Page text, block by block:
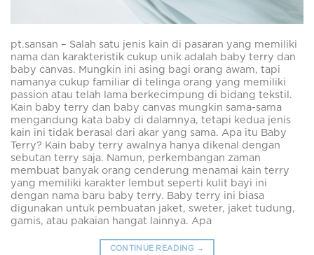
pt.sansan – Salah satu jenis kain di pasaran yang memiliki
nama dan karakteristik cukup unik adalah baby terry dan
baby canvas. Mungkin ini asing bagi orang awam, tapi
namanya cukup familiar di telinga orang yang memiliki
passion atau telah lama berkecimpung di bidang tekstil.
Kain baby terry dan baby canvas mungkin sama-sama
mengandung kata baby di dalamnya, tetapi kedua jenis
kain ini tidak berasal dari akar yang sama. Apa itu Baby
Terry? Kain baby terry awalnya hanya dikenal dengan
sebutan terry saja. Namun, perkembangan zaman
membuat banyak orang cenderung menamai kain terry
yang memiliki karakter lembut seperti kulit bayi ini
dengan nama baru baby terry. Baby terry ini biasa
digunakan untuk pembuatan jaket, sweter, jaket tudung,
gamis, atau pakaian hangat lainnya. Apa
CONTINUE READING →